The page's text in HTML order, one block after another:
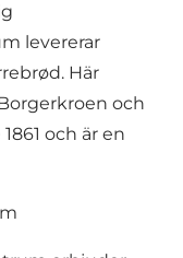
levererar
Här
och
och är en